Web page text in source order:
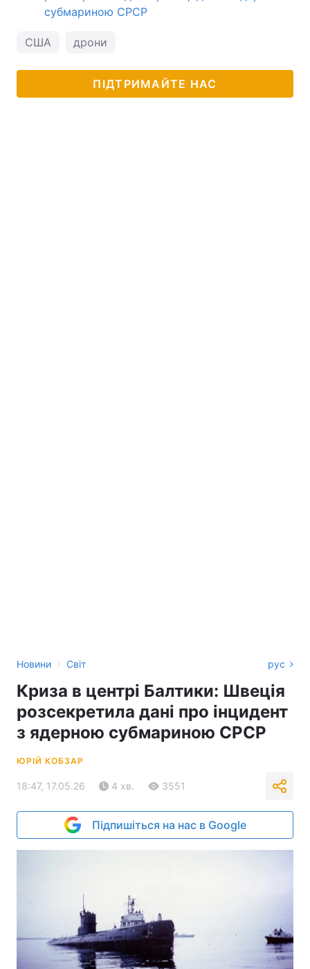
субмариною СРСР
США дрони
ПІДТРИМАЙТЕ НАС
Новини › Світ рус
Криза в центрі Балтики: Швеція
розсекретила дані про інцидент
з ядерною субмариною СРСР
ЮРІЙ КОБЗАР
18:47, 17.05.26 4 хв. 3551
Підпишіться на нас в Google